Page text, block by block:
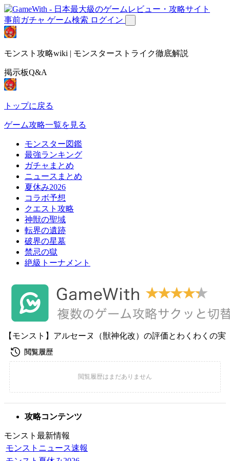
事前ガチャ ゲーム検索 ログイン
モンスト攻略wiki | モンスターストライク徹底解説
掲示板Q&A
トップに戻る
ゲーム攻略一覧を見る
モンスター図鑑
最強ランキング
ガチャまとめ
ニュースまとめ
夏休み2026
コラボ予想
クエスト攻略
神獣の聖域
転界の遺跡
破界の星墓
禁忌の獄
絶級トーナメント
【モンスト】アルセーヌ（獣神化改）の評価とわくわくの実
攻略コンテンツ
モンスト最新情報
モンストニュース速報